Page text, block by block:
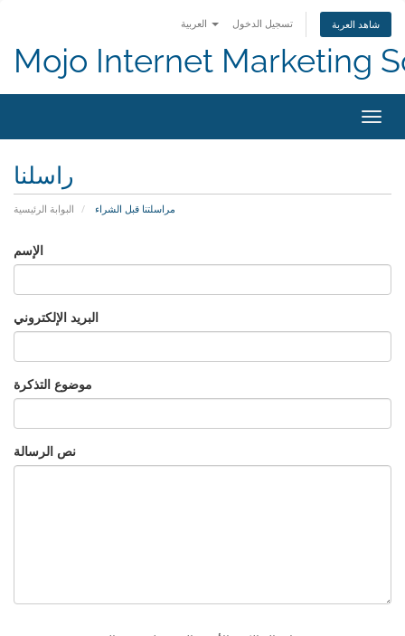
تسجيل الدخول شاهد العربة
Mojo Internet Marketing
راسلنا
البوابة الرئيسية مراسلتنا قبل الشراء
الإسم
البريد الإلكتروني
موضوع التذكرة
نص الرسالة